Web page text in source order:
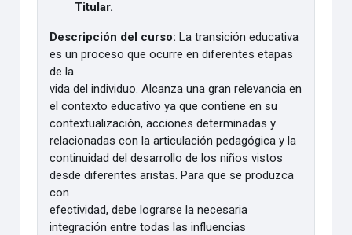
Titular.
Descripción del curso: La transición educativa
es un proceso que ocurre en diferentes etapas
de la
vida del individuo. Alcanza una gran relevancia en
el contexto educativo ya que contiene en su
contextualización, acciones determinadas y
relacionadas con la articulación pedagógica y la
continuidad del desarrollo de los niños vistos
desde diferentes aristas. Para que se produzca
con
efectividad, debe lograrse la necesaria
integración entre todas las influencias